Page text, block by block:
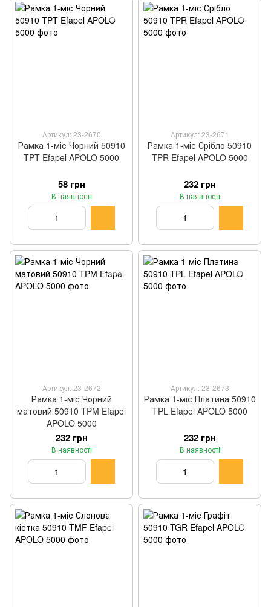
Артикул: 23-2670
Рамка 1-міс Чорний 50910
TPT Efapel APOLO 5000
58 грн
В наявності
Артикул: 23-2671
Рамка 1-міс Срібло 50910
TPR Efapel APOLO 5000
232 грн
В наявності
Артикул: 23-2672
Рамка 1-міс Чорний
матовий 50910 TPM Efapel
APOLO 5000
232 грн
В наявності
Артикул: 23-2673
Рамка 1-міс Платина 50910
TPL Efapel APOLO 5000
232 грн
В наявності